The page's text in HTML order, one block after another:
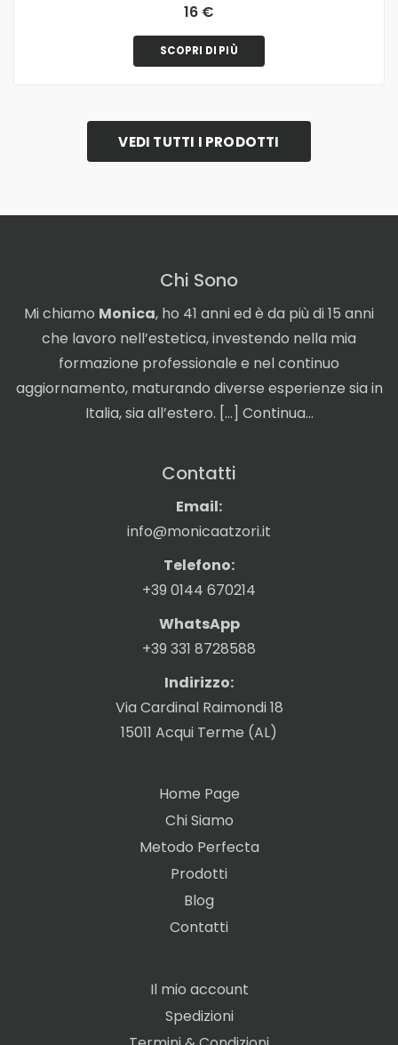
16 €
SCOPRI DI PIÙ
VEDI TUTTI I PRODOTTI
Chi Sono
Mi chiamo Monica, ho 41 anni ed è da più di 15 anni
che lavoro nell’estetica, investendo nella mia
formazione professionale e nel continuo
aggiornamento, maturando diverse esperienze sia in
Italia, sia all’estero. […] Continua…
Contatti
Email:
info@monicaatzori.it
Telefono:
+39 0144 670214
WhatsApp
+39 331 8728588
Indirizzo:
Via Cardinal Raimondi 18
15011 Acqui Terme (AL)
Home Page
Chi Siamo
Metodo Perfecta
Prodotti
Blog
Contatti
Il mio account
Spedizioni